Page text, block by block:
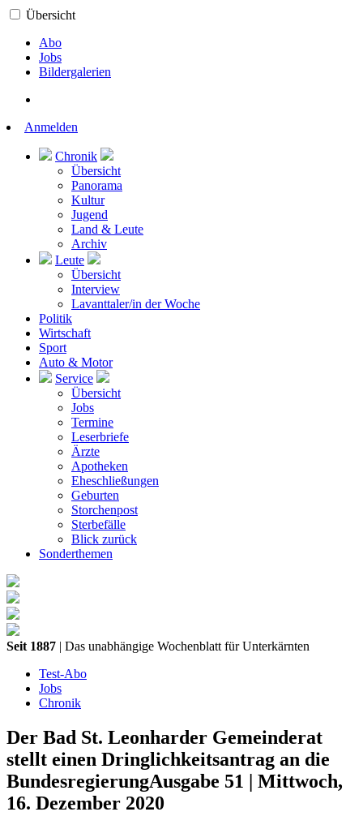
Übersicht
Abo
Jobs
Bildergalerien
Anmelden
Chronik
Übersicht
Panorama
Kultur
Jugend
Land & Leute
Archiv
Leute
Übersicht
Interview
Lavanttaler/in der Woche
Politik
Wirtschaft
Sport
Auto & Motor
Service
Übersicht
Jobs
Termine
Leserbriefe
Ärzte
Apotheken
Eheschließungen
Geburten
Storchenpost
Sterbefälle
Blick zurück
Sonderthemen
Seit 1887 | Das unabhängige Wochenblatt für Unterkärnten
Test-Abo
Jobs
Chronik
Der Bad St. Leonharder Gemeinderat
stellt einen Dringlichkeitsantrag an die
BundesregierungAusgabe 51 | Mittwoch,
16. Dezember 2020